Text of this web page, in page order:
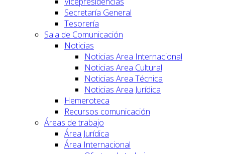
Secretaría General
Tesorería
Sala de Comunicación
Noticias
Noticias Area Internacional
Noticias Area Cultural
Noticias Area Técnica
Noticias Area Jurídica
Hemeroteca
Recursos comunicación
Áreas de trabajo
Área Jurídica
Área Internacional